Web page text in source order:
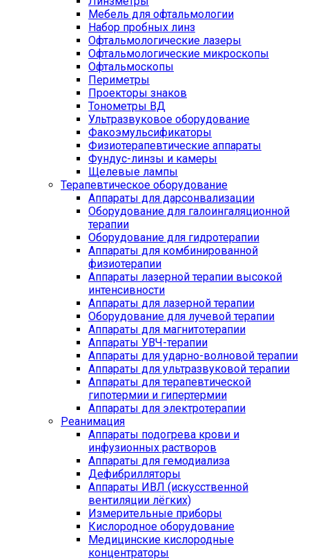
Мебель для офтальмологии
Набор пробных линз
Офтальмологические лазеры
Офтальмологические микроскопы
Офтальмоскопы
Периметры
Проекторы знаков
Тонометры ВД
Ультразвуковое оборудование
Факоэмульсификаторы
Физиотерапевтические аппараты
Фундус-линзы и камеры
Щелевые лампы
Терапевтическое оборудование
Аппараты для дарсонвализации
Оборудование для галоингаляционной
терапии
Оборудование для гидротерапии
Аппараты для комбинированной
физиотерапии
Аппараты лазерной терапии высокой
интенсивности
Аппараты для лазерной терапии
Оборудование для лучевой терапии
Аппараты для магнитотерапии
Аппараты УВЧ-терапии
Аппараты для ударно-волновой терапии
Аппараты для ультразвуковой терапии
Аппараты для терапевтической
гипотермии и гипертермии
Аппараты для электротерапии
Реанимация
Аппараты подогрева крови и
инфузионных растворов
Аппараты для гемодиализа
Дефибрилляторы
Аппараты ИВЛ (искусственной
вентиляции лёгких)
Измерительные приборы
Кислородное оборудование
Медицинские кислородные
концентраторы